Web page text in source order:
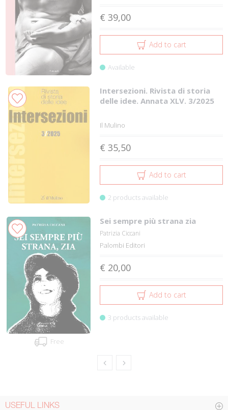
€ 39,00
Add to cart
Available
Intersezioni. Rivista di storia
delle idee. Annata XLV. 3/2025
Il Mulino
€ 35,50
Add to cart
2 products available
Free
Sei sempre più strana zia
Patrizia Ciccani
Palombi Editori
€ 20,00
Add to cart
3 products available
USEFUL LINKS